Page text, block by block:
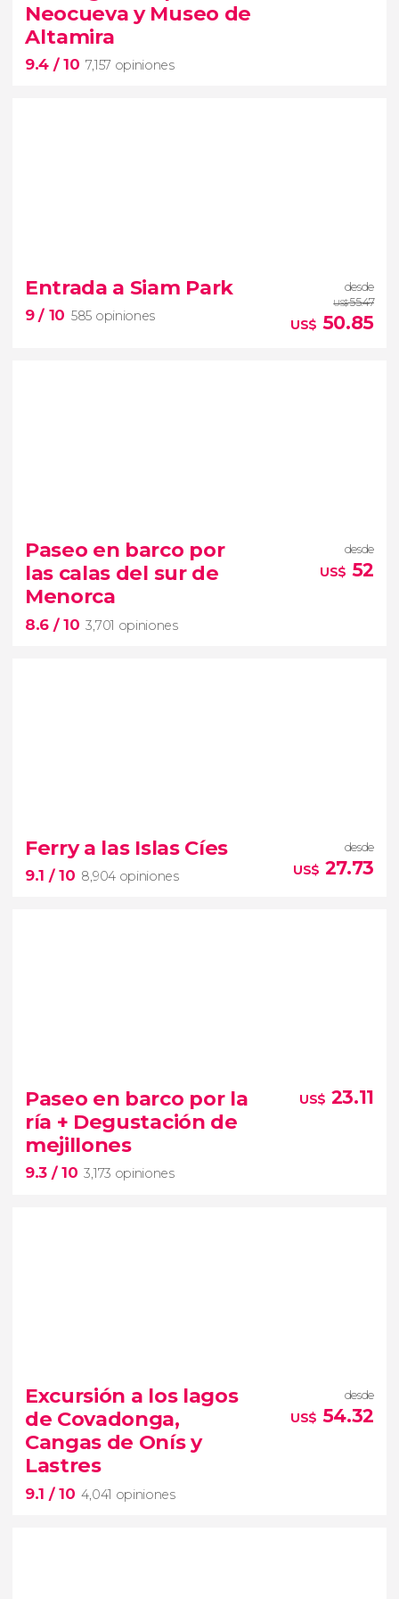
un día en contacto con la naturaleza en Loro
Parque.
Neocueva y Museo de
Altamira
9.4 / 10 7,157 opiniones
7,157 opiniones
Descubrirás la réplica de un yacimiento
Entrada a Siam Park
9/ 10 585 opiniones
desde
US$55.47
US$ 50.85
585 opiniones
un día refrescante y divertido
Siam Park
parque acuático de Tenerife
Paseo en barco por
las calas del sur de
Menorca
8.6 / 10 3,701 opiniones
desde
US$ 52
3,701 opiniones
paseo
en barco por Menorca
Ferry a las Islas Cíes
9.1 / 10 8,904 opiniones
desde
US$ 27.73
8,904 opiniones
imprescindibles de Galicia
ferry a las Islas Cíes desde Vigo
Paseo en barco por la
ría + Degustación de
mejillones
9.3 / 10 3,173 opiniones
US$ 23.11
degustación de mejillones en alta
mar
paseo en barco por la ría de Arosa
Excursión a los lagos
de Covadonga,
Cangas de Onís y
Lastres
9.1 / 10 4,041 opiniones
desde
US$ 54.32